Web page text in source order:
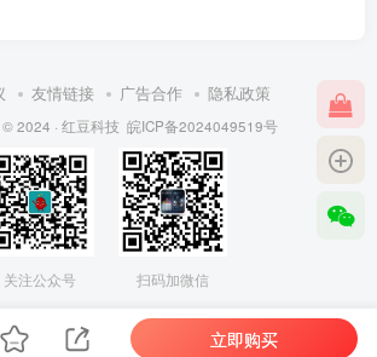
友情链接 广告合作 隐私政策
2024 · 红豆科技 皖ICP备2024049519号
关注公众号 扫码加微信
立即购买